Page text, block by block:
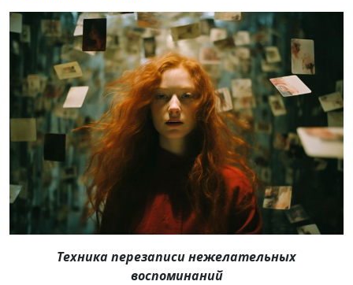
Техника перезаписи нежелательных
воспоминаний